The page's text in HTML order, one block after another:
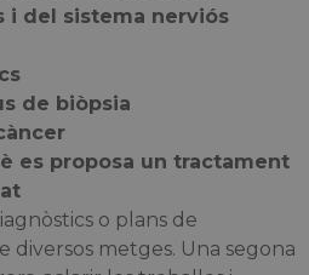
i del sistema nerviós
de biòpsia
es proposa un tractament
o plans de
metges. Una segona